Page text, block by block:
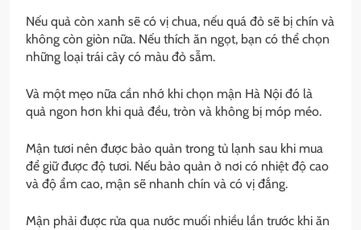
Nếu quả còn xanh sẽ có vị chua, nếu quá đỏ sẽ bị chín và
không còn giòn nữa. Nếu thích ăn ngọt, bạn có thể chọn
những loại trái cây có màu đỏ sẫm.
Và một mẹo nữa cần nhớ khi chọn mận Hà Nội đó là
quả ngon hơn khi quả đều, tròn và không bị móp méo.
Mận tươi nên được bảo quản trong tủ lạnh sau khi mua
để giữ được độ tươi. Nếu bảo quản ở nơi có nhiệt độ cao
và độ ẩm cao, mận sẽ nhanh chín và có vị đắng.
Mận phải được rửa qua nước muối nhiều lần trước khi ăn